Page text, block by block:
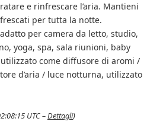
e rinfrescare l’aria. Mantieni
per tutta la notte.
per camera da letto, studio,
yoga, spa, sala riunioni, baby
utilizzato come diffusore di aromi /
d’aria / luce notturna, utilizzato
UTC –Dettagli)